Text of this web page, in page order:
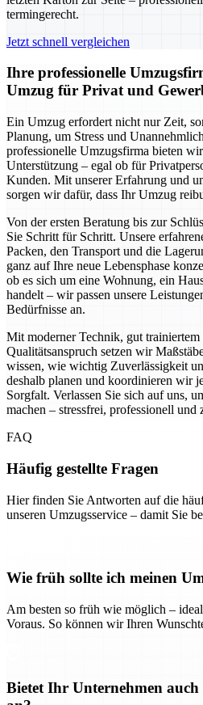
termingerecht.
Jetzt schnell vergleichen
Ihre professionelle
Umzug für Privat und
Ein Umzug erfordert nicht nur Zeit,
Planung, um Stress und
professionelle Umzugsfirma bieten
Unterstützung – egal ob für
Kunden. Mit unserer Erfahrung und
sorgen wir dafür, dass Ihr Umzug
Von der ersten Beratung bis zur
Sie Schritt für Schritt. Unsere
Packen, den Transport und die
ganz auf Ihre neue Lebensphase
ob es sich um eine Wohnung, ein
handelt – wir passen unsere
Bedürfnisse an.
Mit moderner Technik, gut trainiertem
Qualitätsanspruch setzen wir
wissen, wie wichtig Zuverlässigkeit
deshalb planen und koordinieren wir
Sorgfalt. Verlassen Sie sich auf uns,
machen – stressfrei, professionell und
FAQ
Häufig gestellte Fragen
Hier finden Sie Antworten auf die
unseren Umzugsservice – damit Sie
Wie früh sollte ich meinen
Am besten so früh wie möglich –
Voraus. So können wir Ihren
Bietet Ihr Unternehmen